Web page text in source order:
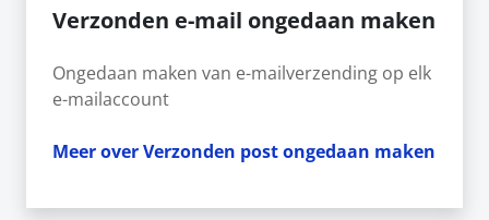
Verzonden e-mail ongedaan maken
Ongedaan maken van e-mailverzending op elk
e-mailaccount
Meer over Verzonden post ongedaan maken